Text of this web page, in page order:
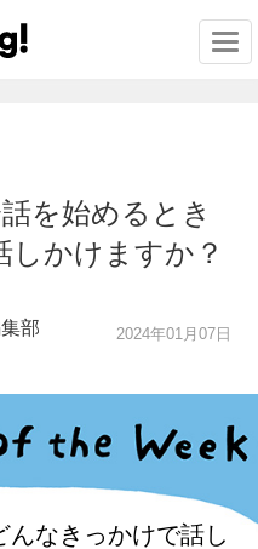
を始めるとき
しかけますか？
部 2024年01月07日
んなきっかけで話し